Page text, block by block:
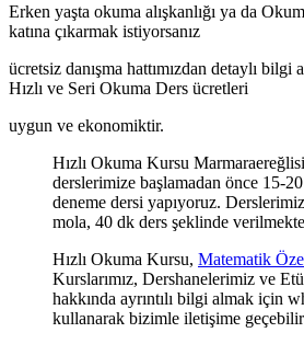
Erken yaşta okuma alışkanlığı ya da
katına çıkarmak istiyorsanız
ücretsiz danışma hattımızdan detaylı bilgi
Hızlı ve Seri Okuma Ders ücretleri
uygun ve ekonomiktir.
Hızlı Okuma Kursu
derslerimize başlamadan önce 15-
deneme dersi yapıyoruz.
mola, 40 dk ders şeklinde
Hızlı Okuma Kursu, Matematik
Kurslarımız, Dershanelerimiz ve
hakkında ayrıntılı bilgi almak için
kullanarak bizimle iletişime